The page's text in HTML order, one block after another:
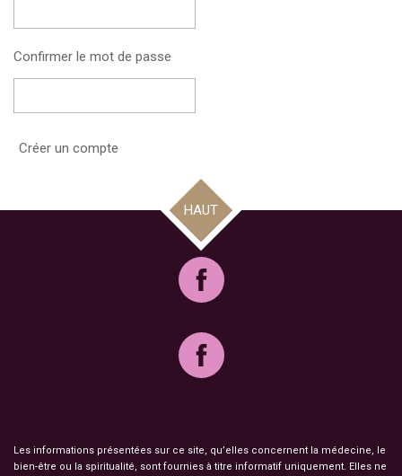
Confirmer le mot de passe
Créer un compte
HAUT
Les informations présentées sur ce site, qu’elles concernent la médecine, le
bien-être ou la spiritualité, sont fournies à titre informatif uniquement. Elles ne